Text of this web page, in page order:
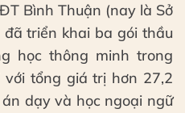
Bình Thuận (nay là Sở
triển khai ba gói thầu
học thông minh trong
tổng giá trị hơn 27,2
dạy và học ngoại ngữ